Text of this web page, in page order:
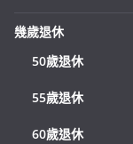
幾歲退休
50歲退休
55歲退休
60歲退休